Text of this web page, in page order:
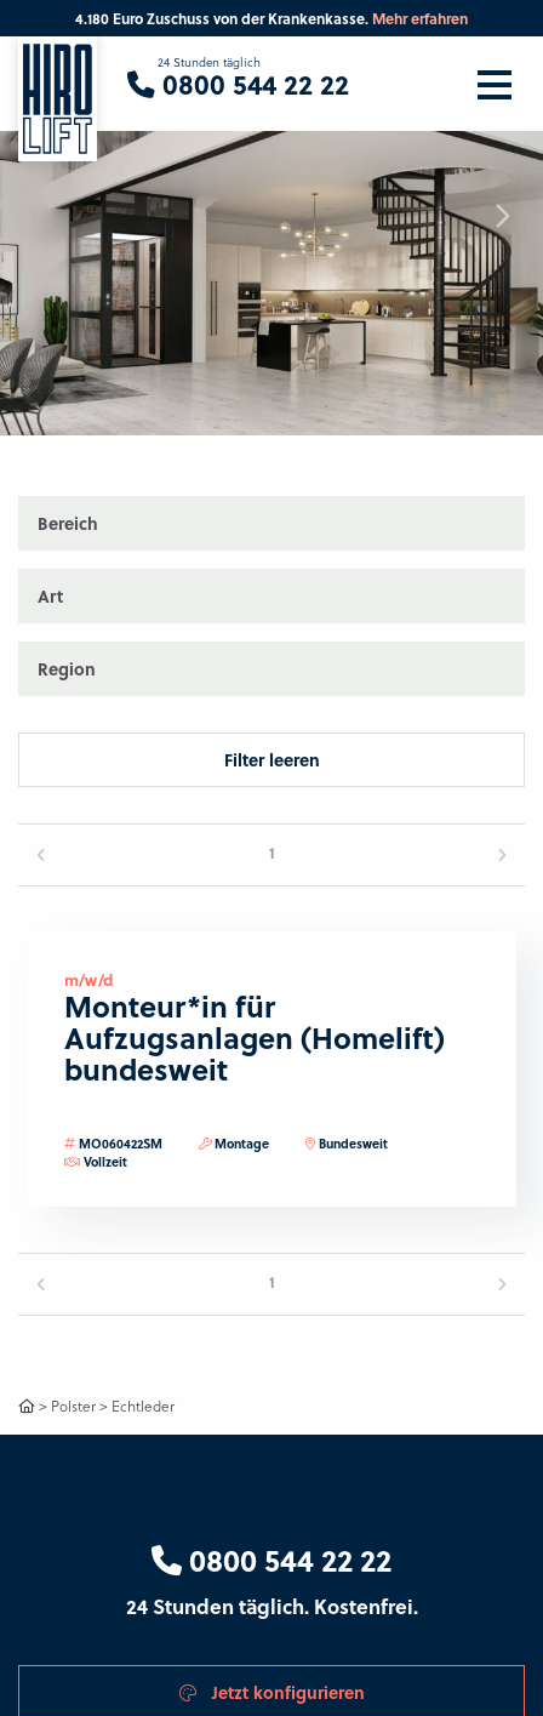
Bereich
Art
Region
Filter leeren
1
m/w/d
Monteur*in für
Aufzugsanlagen (Homelift)
bundesweit
MO060422SM Montage
Bundesweit
Vollzeit
1
> Polster> Echtleder
0800 544 22 22
24 Stunden täglich. Kostenfrei.
Jetzt konfigurieren
4.180 Euro Zuschuss von der Krankenkasse. Mehr erfahren
24 Stunden täglich
0800 544 22 22
Sie suchen eine Beratung vor Ort?
Ihre PLZ Beratung